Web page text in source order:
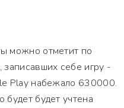
можно отметит по
себе игру -
Play набежало 630000.
будет будет учтена